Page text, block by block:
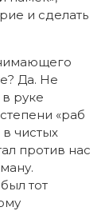
и сделать
Да. Не
руке
«раб
чистых
против нас
тот